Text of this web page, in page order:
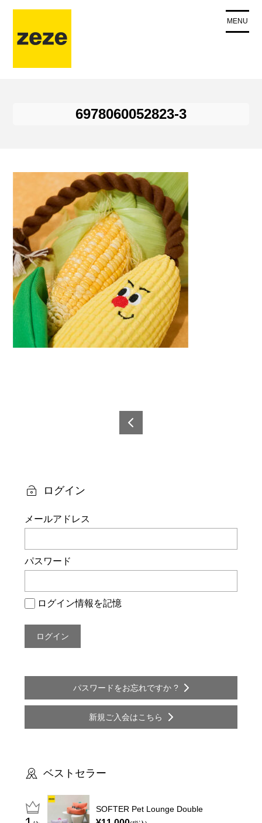
MENU
6978060052823-3
ー
シ
ョ
ン
ログイン
メールアドレス
パスワード
ログイン情報を記憶
パスワードをお忘れですか ?
新規ご入会はこちら
ベストセラー
SOFTER Pet Lounge Double